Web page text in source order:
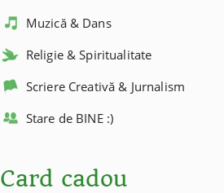
Muzică & Dans
Religie & Spiritualitate
Scriere Creativă & Jurnalism
Stare de BINE :)
Card cadou